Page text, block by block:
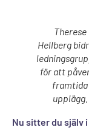
Therese
Hellberg
för att
framtida
upplägg.
Nu sitter du själv